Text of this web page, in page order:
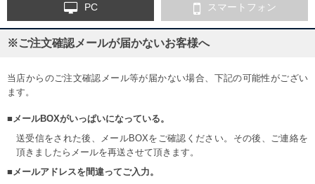
PC スマートフォン
※ご注文確認メールが届かないお客様へ
当店からのご注文確認メール等が届かない場合、下記の可能性がござい
ます。
■メールBOXがいっぱいになっている。
送受信をされた後、メールBOXをご確認ください。その後、ご連絡を
頂きましたらメールを再送させて頂きます。
■メールアドレスを間違ってご入力。